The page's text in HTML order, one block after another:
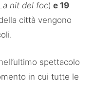
nit del foc) e 19
città vengono
spettacolo
in cui tutte le